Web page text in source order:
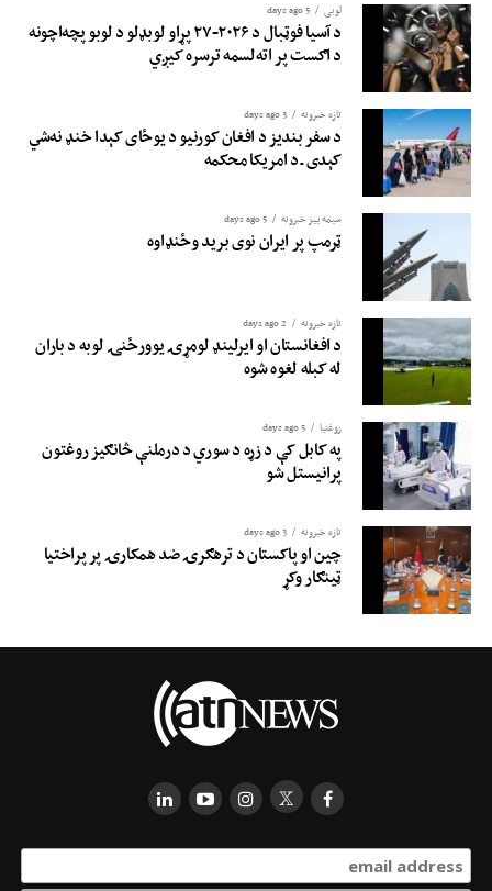
لوبی 5 days ago
د آسیا فوټبال د ۲۰۲۶-۲۷ پړاو لوبډلو د لوبو پچه‌اچونه
د اګست پر اته‌لسمه ترسره کیږي
تازه خبرونه 3 days ago
د سفر بندیز د افغان کورنیو د یوځای کېدا خنډ نه‌شي
کېدی ـ د امریکا محکمه
سیمه ییز خبرونه 5 days ago
ټرمپ پر ایران نوی برید وځنډاوه
تازه خبرونه 2 days ago
د افغانستان او ایرلینډ لومړۍ یوورځنۍ لوبه د باران
له کبله لغوه شوه
روغتيا 5 days ago
په کابل کې د زړه د سوري د درملنې څانګیز روغتون
پرانیستل شو
تازه خبرونه 3 days ago
چین او پاکستان د ترهګرۍ ضد همکارۍ پر پراختیا
ټینګار وکړ